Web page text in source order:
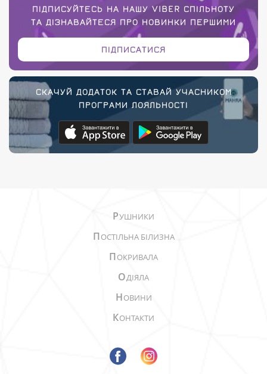
ПІДПИСУЙТЕСЬ НА НАШУ VIBER СПІЛЬНОТУ
ТА ДІЗНАВАЙТЕСЯ ПРО НОВИНКИ ПЕРШИМИ
ПІДПИСАТИСЯ
СКАЧУЙ ДОДАТОК ТА СТАВАЙ УЧАСНИКОМ
ПРОГРАМИ ЛОЯЛЬНОСТІ
РУШНИКИ
ПОСТІЛЬНА БІЛИЗНА
ПОКРИВАЛА
ОДІЯЛА
НОВИНИ
КОНТАКТИ